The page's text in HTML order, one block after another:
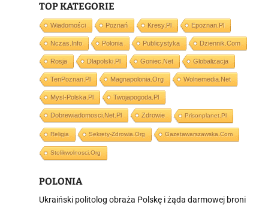
TOP KATEGORIE
Wiadomości Poznań Kresy.pl Epoznan.pl
Nczas.info Polonia Publicystyka Dziennik.com
Rosja Dlapolski.pl Goniec.net Globalizacja
TenPoznan.pl Magnapolonia.org Wolnemedia.net
Mysl-Polska.pl Twojapogoda.pl
Dobrewiadomosci.net.pl Zdrowie Prisonplanet.pl
Religia Sekrety-Zdrowia.org Gazetawarszawska.com
Stolikwolnosci.org
POLONIA
Ukraiński politolog obraża Polskę i żąda darmowej broni